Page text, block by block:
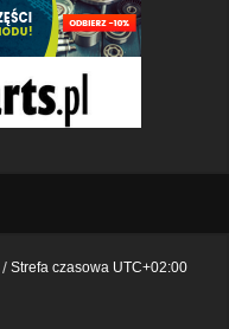
Strefa czasowa UTC+02:00